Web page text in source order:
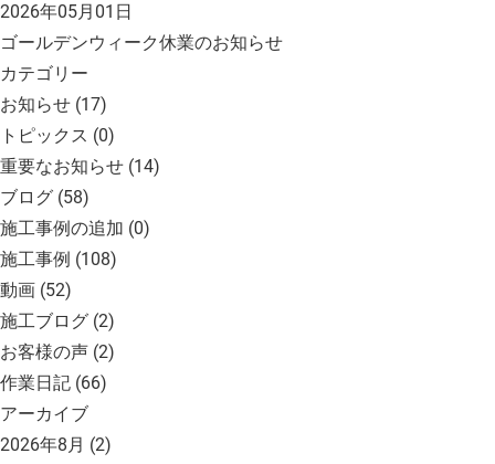
2026年05月01日
ゴールデンウィーク休業のお知らせ
カテゴリー
お知らせ (17)
トピックス (0)
重要なお知らせ (14)
ブログ (58)
施工事例の追加 (0)
施工事例 (108)
動画 (52)
施工ブログ (2)
お客様の声 (2)
作業日記 (66)
アーカイブ
2026年8月 (2)